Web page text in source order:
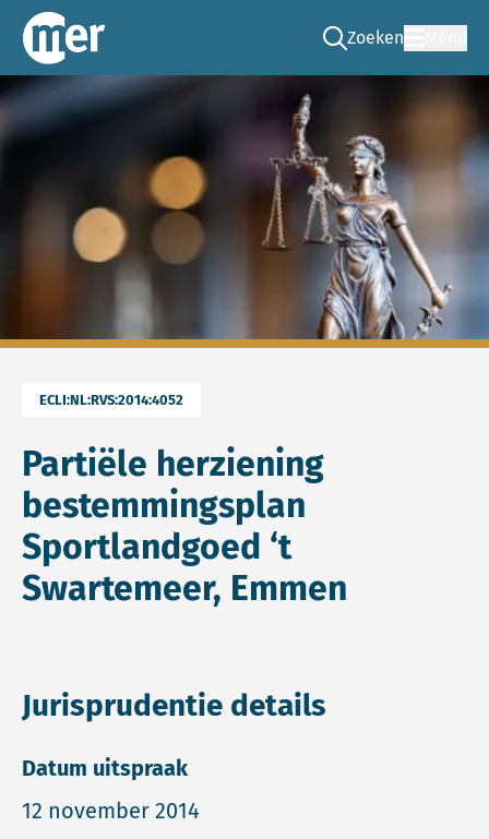
Commissie mer
Zoeken
Ga naar de zoek
ECLI:NL:RVS:2014:4052
Partiële herziening
bestemmingsplan
Sportlandgoed ‘t
Swartemeer, Emmen
Jurisprudentie details
Datum uitspraak
12 november 2014